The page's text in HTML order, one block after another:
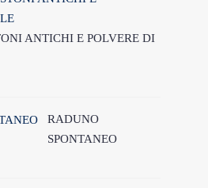
ANTICHI E POLVERE DI
RADUNO
SPONTANEO